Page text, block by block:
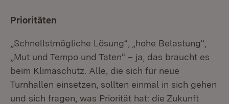
Prioritäten
„Schnellstmögliche Lösung“, „hohe Belastung“,
„Mut und Tempo und Taten“ – ja, das braucht es
beim Klimaschutz. Alle, die sich für neue
Turnhallen einsetzen, sollten einmal in sich gehen
und sich fragen, was Priorität hat: die Zukunft